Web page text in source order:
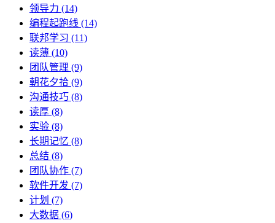
领导力 (14)
编程起跑线 (14)
联邦学习 (11)
读薄 (10)
团队管理 (9)
朝花夕拾 (9)
沟通技巧 (8)
读厚 (8)
实验 (8)
长期记忆 (8)
总结 (8)
团队协作 (7)
软件开发 (7)
计划 (7)
大数据 (6)